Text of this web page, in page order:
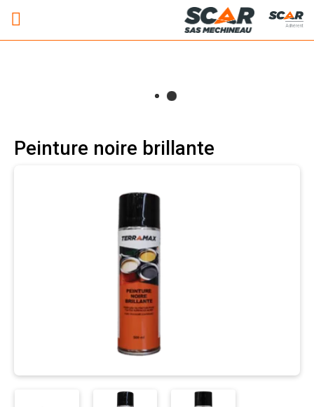
Adhérent
Peinture noire brillante